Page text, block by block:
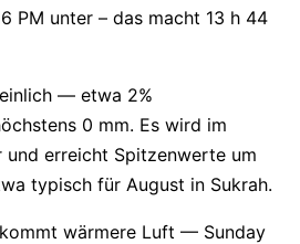
PM unter – das macht 13 h 44
— etwa 2%
0 mm. Es wird im
und erreicht Spitzenwerte um
typisch für August in Sukrah.
wärmere Luft — Sunday